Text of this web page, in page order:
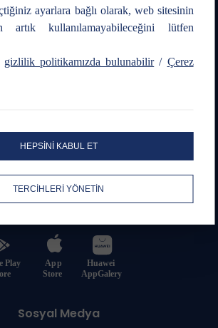
13 00 444 1 263
Sosyal Medya
ayarlara bağlı olarak, web sitesinin
artık kullanılamayabileceğini lütfen
gizlilik politikamızda bulunabilir/ Çerez
HEPSİNİ KABUL ET
TERCİHLERİ YÖNETİN